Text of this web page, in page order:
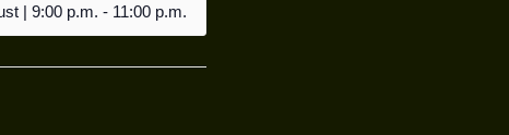
| 9:00 p.m. - 11:00 p.m.